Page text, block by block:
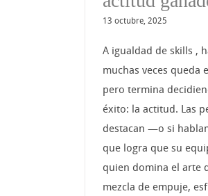
13 octubre, 2025
A igualdad de skills ,
muchas veces queda
pero termina
éxito: la actitud. Las
destacan —o si
que logra que su
quien domina el arte
mezcla de empuje,